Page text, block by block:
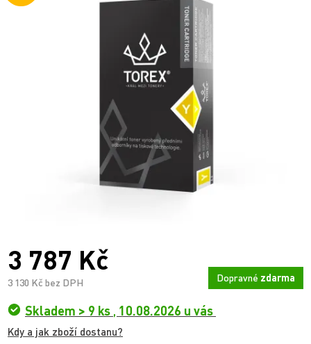
3 787 Kč
3 130 Kč bez DPH Dopravné zdarma
Skladem > 9 ks , 10.08.2026 u vás
Kdy a jak zboží dostanu?